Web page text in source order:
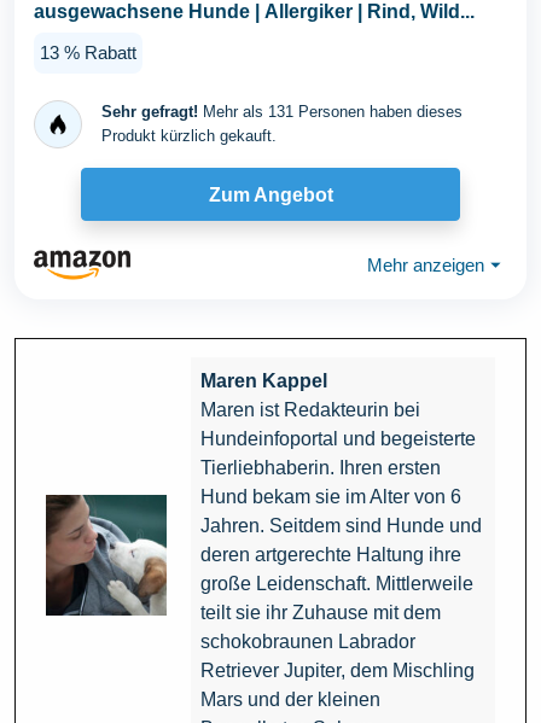
ausgewachsene Hunde | Allergiker | Rind, Wild...
13 % Rabatt
Sehr gefragt! Mehr als 131 Personen haben dieses
Produkt kürzlich gekauft.
Zum Angebot
Mehr anzeigen ⏷
Maren Kappel
Maren ist Redakteurin bei
Hundeinfoportal und begeisterte
Tierliebhaberin. Ihren ersten
Hund bekam sie im Alter von 6
Jahren. Seitdem sind Hunde und
deren artgerechte Haltung ihre
große Leidenschaft. Mittlerweile
teilt sie ihr Zuhause mit dem
schokobraunen Labrador
Retriever Jupiter, dem Mischling
Mars und der kleinen